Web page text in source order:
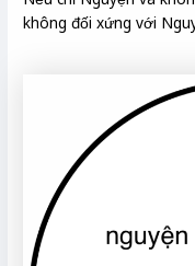
không đối xứng với